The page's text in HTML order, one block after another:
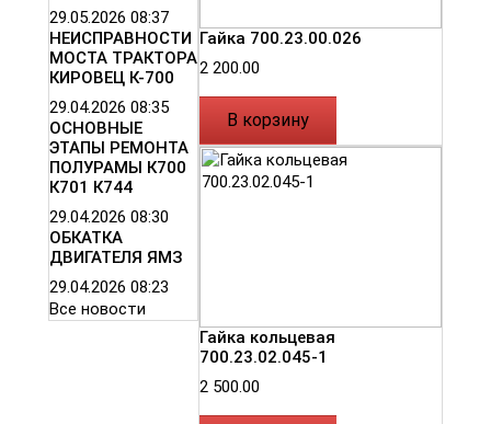
29.05.2026 08:37
НЕИСПРАВНОСТИ
МОСТА ТРАКТОРА
КИРОВЕЦ К-700
29.04.2026 08:35
ОСНОВНЫЕ
ЭТАПЫ РЕМОНТА
ПОЛУРАМЫ К700
К701 К744
29.04.2026 08:30
ОБКАТКА
ДВИГАТЕЛЯ ЯМЗ
29.04.2026 08:23
Все новости
Гайка 700.23.00.026
2 200.00
В корзину
Гайка кольцевая
700.23.02.045-1
2 500.00